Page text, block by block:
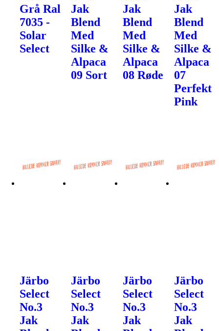
Grå Ral
7035 -
Solar
Select
Jak
Blend
Med
Silke &
Alpaca
09 Sort
Jak
Blend
Med
Silke &
Alpaca
08 Røde
Jak
Blend
Med
Silke &
Alpaca
07
Perfekt
Pink
Järbo
Select
No.3
Jak
Järbo
Select
No.3
Jak
Järbo
Select
No.3
Jak
Järbo
Select
No.3
Jak